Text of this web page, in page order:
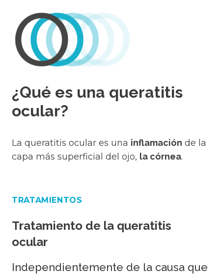
¿Qué es una queratitis
ocular?
La queratitis ocular es una inflamación de la
capa más superficial del ojo, la córnea.
TRATAMIENTOS
Tratamiento de la queratitis
ocular
Independientemente de la causa que